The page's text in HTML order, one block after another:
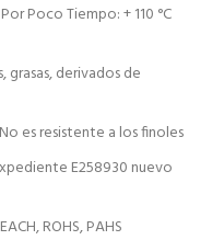
Poco Tiempo: + 110 °C
grasas, derivados de
es resistente a los finoles
E258930 nuevo
ROHS, PAHS